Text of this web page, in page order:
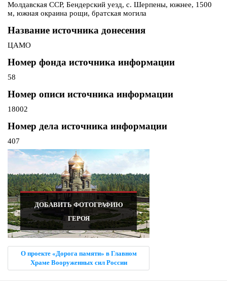
Молдавская ССР, Бендерский уезд, с. Шерпены, южнее, 1500
м, южная окраина рощи, братская могила
Название источника донесения
ЦАМО
Номер фонда источника информации
58
Номер описи источника информации
18002
Номер дела источника информации
407
ДОБАВИТЬ ФОТОГРАФИЮ
ГЕРОЯ
О проекте «Дорога памяти» в Главном
Храме Вооруженных сил России